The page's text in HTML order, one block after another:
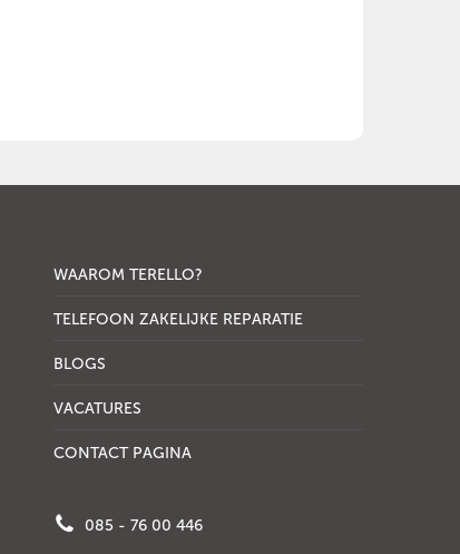
WAAROM TERELLO?
TELEFOON ZAKELIJKE REPARATIE
BLOGS
VACATURES
CONTACT PAGINA
085 - 76 00 446